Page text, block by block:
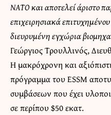
ΝΑΤΟ και αποτελεί άριστο
επιχειρησιακά
διευρυμένη εγχώρια
Γεώργιος Τρουλλινός,
Η μακρόχρονη και
πρόγραμμα του ESSM
συμβάσεων που έχει
σε περίπου $50 εκατ.